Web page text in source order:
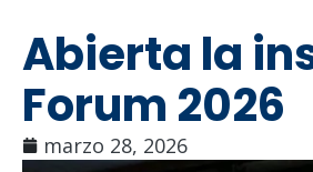
Abierta la
Forum 2026
marzo 28, 2026